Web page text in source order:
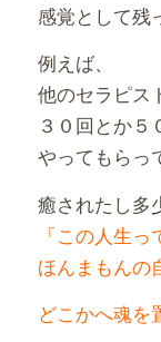
感覚として残
例えば、
他のセラピス
３０回とか５
やってもらっ
癒されたし多
「この人生
ほんまもんの
どこかへ魂を